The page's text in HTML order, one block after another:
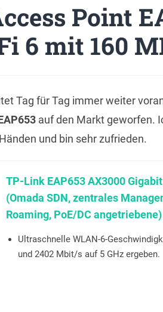
Point
6 mit 160
Tag für Tag immer weiter
auf den Markt geworfen.
und bin sehr zufrieden.
TP-Link EAP653 AX3000
(Omada SDN, zentrales
Roaming, PoE/DC
Ultraschnelle WLAN-6-
und 2402 Mbit/s auf 5 GHz ergeben.